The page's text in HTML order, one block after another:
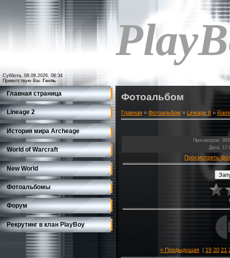
Суббота, 08.08.2026, 08:34
Приветствую Вас Гость
Главная страница
Lineage 2
История мира Archeage
World of Warcraft
New World
Фотоальбомы
Форум
Рекрутинг в клан PlayBoy
Фотоальбом
Главная » Фотоальбом » Lineage II »
Просмотров:
Дата:
Просмотреть
« Предыдущая | 19 20 21